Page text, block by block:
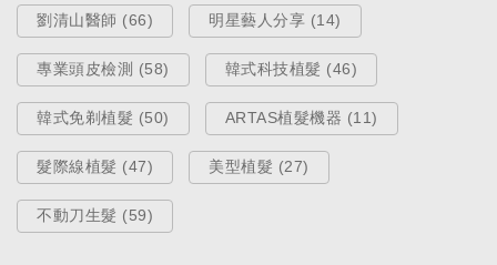
劉清山醫師 (66) 明星藝人分享 (14)
專業頭皮檢測 (58) 韓式科技植髮 (46)
韓式免剃植髮 (50) ARTAS植髮機器 (11)
髮際線植髮 (47) 美型植髮 (27)
不動刀生髮 (59)